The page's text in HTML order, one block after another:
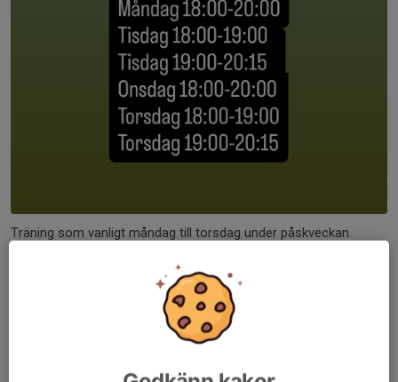
Träning som vanligt måndag till torsdag under påskveckan.
Inställd träning Fredag 3/4, Söndag 5/4, Måndag 6/4.